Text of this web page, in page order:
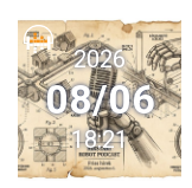
2026
08/06
18:21